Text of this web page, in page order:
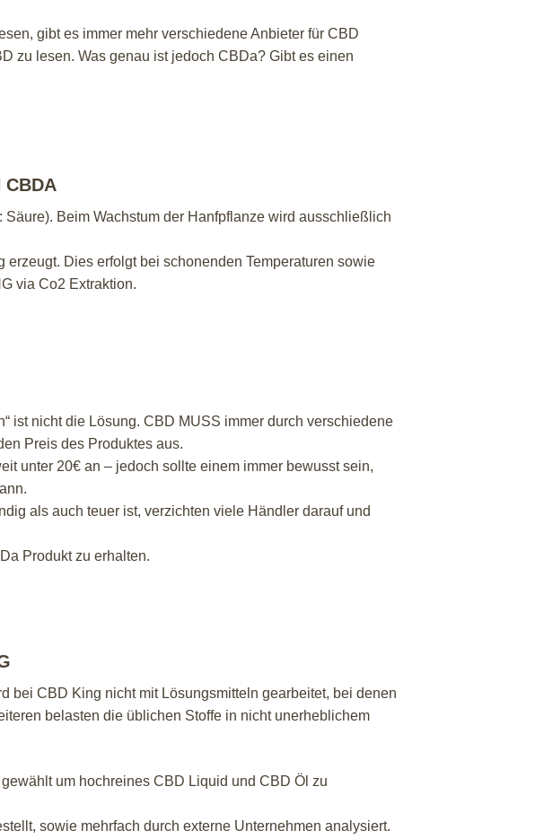
gibt es immer mehr verschiedene Anbieter für CBD
zu lesen. Was genau ist jedoch CBDa? Gibt es einen
CBDA
Säure). Beim Wachstum der Hanfpflanze wird ausschließlich
Dies erfolgt bei schonenden Temperaturen sowie
via Co2 Extraktion.
ist nicht die Lösung. CBD MUSS immer durch verschiedene
Preis des Produktes aus.
unter 20€ an – jedoch sollte einem immer bewusst sein,
als auch teuer ist, verzichten viele Händler darauf und
Produkt zu erhalten.
bei CBD King nicht mit Lösungsmitteln gearbeitet, bei denen
belasten die üblichen Stoffe in nicht unerheblichem
um hochreines CBD Liquid und CBD Öl zu
sowie mehrfach durch externe Unternehmen analysiert.